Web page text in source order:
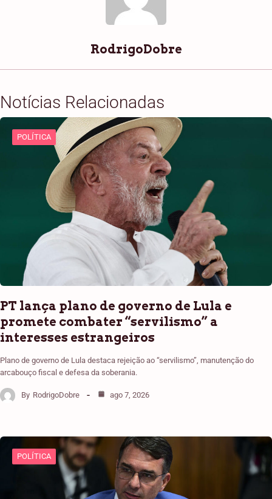
RodrigoDobre
Notícias Relacionadas
POLÍTICA
PT lança plano de governo de Lula e
promete combater “servilismo” a
interesses estrangeiros
Plano de governo de Lula destaca rejeição ao “servilismo”, manutenção do
arcabouço fiscal e defesa da soberania.
By RodrigoDobre ago 7, 2026
POLÍTICA